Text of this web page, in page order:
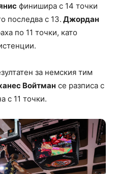
финишира с 14 точки
последва с 13. Джордан
по 11 точки, като
за немския тим
Войтман се разписа с
с 11 точки.